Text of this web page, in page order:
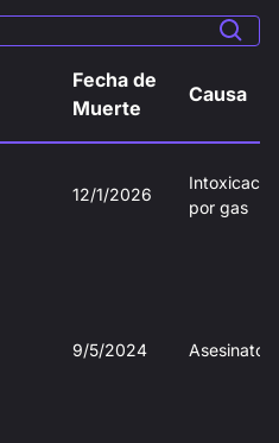
Fecha de
Muerte
Causa
12/1/2026
por gas
9/5/2024 Asesinato